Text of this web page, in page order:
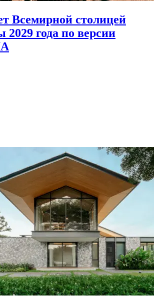
Всемирной столицей
2029 года по версии